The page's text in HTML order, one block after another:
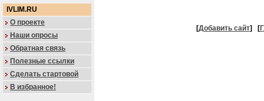
IVLIM.RU
О проекте
Наши опросы
Обратная связь
Полезные ссылки
Сделать стартовой
В избранное!
[Добавить сайт] [